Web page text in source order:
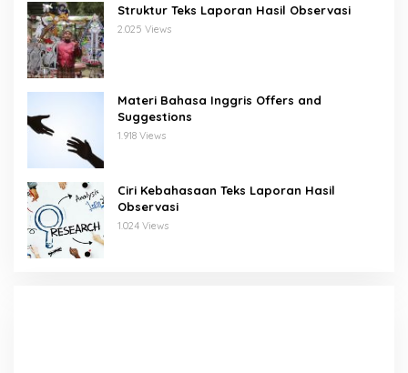
Struktur Teks Laporan Hasil Observasi
2.025 Views
Materi Bahasa Inggris Offers and
Suggestions
1.918 Views
Ciri Kebahasaan Teks Laporan Hasil
Observasi
1.024 Views